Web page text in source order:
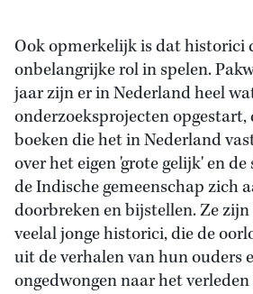
Ook opmerkelijk is dat historici
onbelangrijke rol in spelen.
jaar zijn er in Nederland heel
onderzoeksprojecten
boeken die het in Nederland
over het eigen 'grote gelijk' en
de Indische gemeenschap zich
doorbreken en bijstellen. Ze zijn
veelal jonge historici, die de
uit de verhalen van hun ouders
ongedwongen naar het